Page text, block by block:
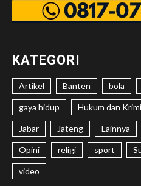
KATEGORI
Artikel Banten bola
gaya hidup Hukum dan
Jabar Jateng Lainnya
Opini religi sport
video